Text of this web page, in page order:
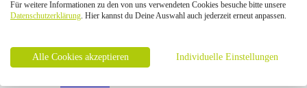
Intelligenzspielzeug
Laserpointer & Elektrospielzeug
Clicker & Target Sticks für Katzen
Weiteres Katzenspielzeug
Transportboxen
Für weitere Informationen zu den von uns verwendeten Cookies besuche bitte unsere
Datenschutzerklärung. Hier kannst du Deine Auswahl auch jederzeit erneut anpassen.
Alle Cookies akzeptieren Individuelle Einstellungen